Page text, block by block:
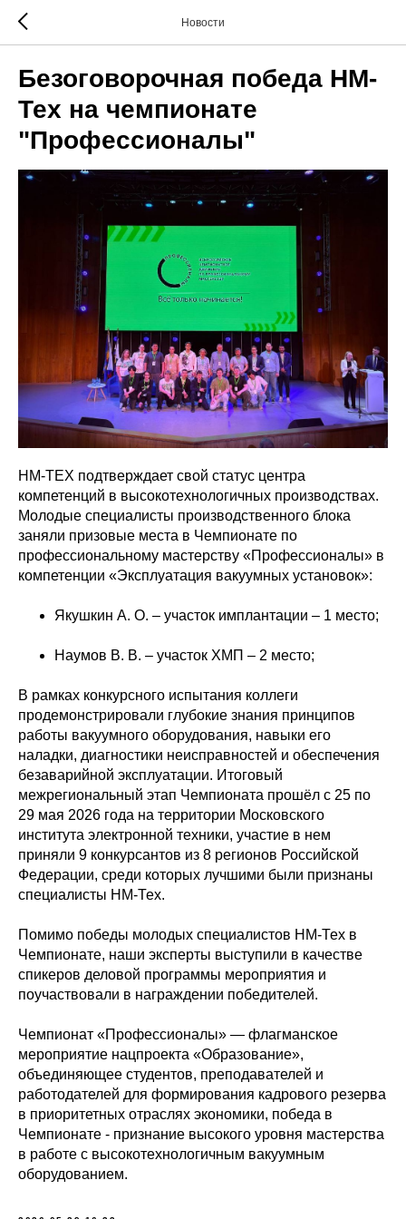
Новости
Безоговорочная победа НМ-
Тех на чемпионате
"Профессионалы"
НМ-ТЕХ подтверждает свой статус центра
компетенций в высокотехнологичных производствах.
Молодые специалисты производственного блока
заняли призовые места в Чемпионате по
профессиональному мастерству «Профессионалы» в
компетенции «Эксплуатация вакуумных установок»:
Якушкин А. О. – участок имплантации – 1 место;
Наумов В. В. – участок ХМП – 2 место;
В рамках конкурсного испытания коллеги
продемонстрировали глубокие знания принципов
работы вакуумного оборудования, навыки его
наладки, диагностики неисправностей и обеспечения
безаварийной эксплуатации. Итоговый
межрегиональный этап Чемпионата прошёл с 25 по
29 мая 2026 года на территории Московского
института электронной техники, участие в нем
приняли 9 конкурсантов из 8 регионов Российской
Федерации, среди которых лучшими были признаны
специалисты НМ-Тех.
Помимо победы молодых специалистов НМ-Тех в
Чемпионате, наши эксперты выступили в качестве
спикеров деловой программы мероприятия и
поучаствовали в награждении победителей.
Чемпионат «Профессионалы» — флагманское
мероприятие нацпроекта «Образование»,
объединяющее студентов, преподавателей и
работодателей для формирования кадрового резерва
в приоритетных отраслях экономики, победа в
Чемпионате - признание высокого уровня мастерства
в работе с высокотехнологичным вакуумным
оборудованием.